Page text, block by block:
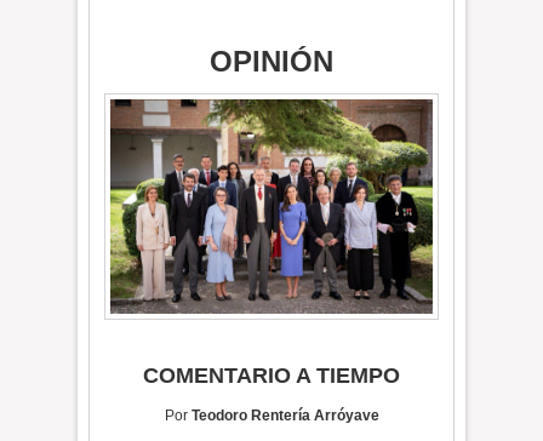
OPINIÓN
COMENTARIO A TIEMPO
Por Teodoro Rentería Arróyave